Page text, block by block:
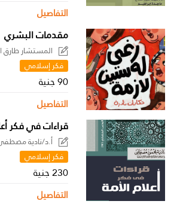
التفاصيل
مقدمات البشري
المستشار طارق
فكر إسلامي
90 جنية
التفاصيل
قراءات في فكر
أ.د/نادية
فكر إسلامي
230 جنية
التفاصيل